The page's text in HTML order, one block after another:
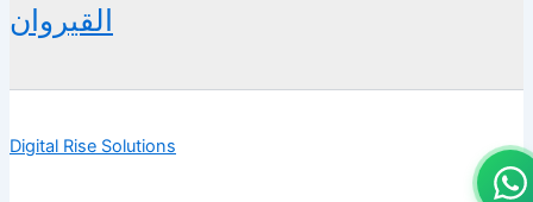
القيروان
Digital Rise Solutions